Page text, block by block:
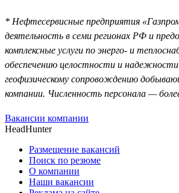
* Нефтесервисные предприятия
деятельность в семи регионах РФ и
комплексные услуги по энерго- и
обеспечению целостности и
геофизическому сопровождению
компании. Численность персонала —
Вакансии компании
HeadHunter
Размещение вакансий
Поиск по резюме
О компании
Наши вакансии